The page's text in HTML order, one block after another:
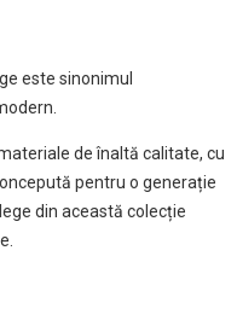
este sinonimul
de înaltă calitate, cu
pentru o generație
din această colecție